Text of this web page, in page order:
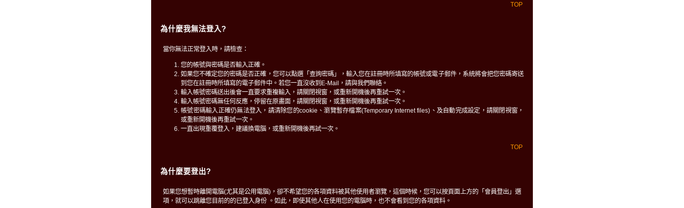
TOP
為什麼我無法登入?
當你無法正常登入時，請檢查：
您的帳號與密碼是否輸入正確。
如果您不確定您的密碼是否正確，您可以點選「查詢密碼」，輸入您在註冊時所填寫的帳號或電子郵件，系統將會把您密碼寄送
到您在註冊時所填寫的電子郵件中。若您一直沒收到E-Mail，請與我們聯絡。
輸入帳號密碼送出後會一直要求重複輸入，請關閉視窗，或重新開機後再重試一次。
輸入帳號密碼無任何反應，停留在原畫面，請關閉視窗，或重新開機後再重試一次。
帳號密碼輸入正確仍無法登入，請清除您的cookie、瀏覽暫存檔案(Temporary Internet files)、及自動完成設定，請關閉視窗，
或重新開機後再重試一次。
一直出現重覆登入，建議換電腦，或重新開機後再試一次。
TOP
為什麼要登出?
如果您想暫時離開電腦(尤其是公用電腦)，卻不希望您的各項資料被其他使用者瀏覽，這個時候，您可以按頁面上方的「會員登出」選
項，就可以跳離您目前的的已登入身份 。如此，即使其他人在使用您的電腦時，也不會看到您的各項資料。